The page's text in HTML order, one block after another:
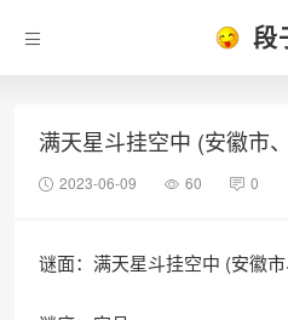
段
满天星斗挂空中 (安徽市
2023-06-09 60 0
谜面：满天星斗挂空中 (安徽